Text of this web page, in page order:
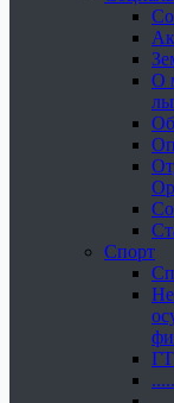
О
Спорт
.....